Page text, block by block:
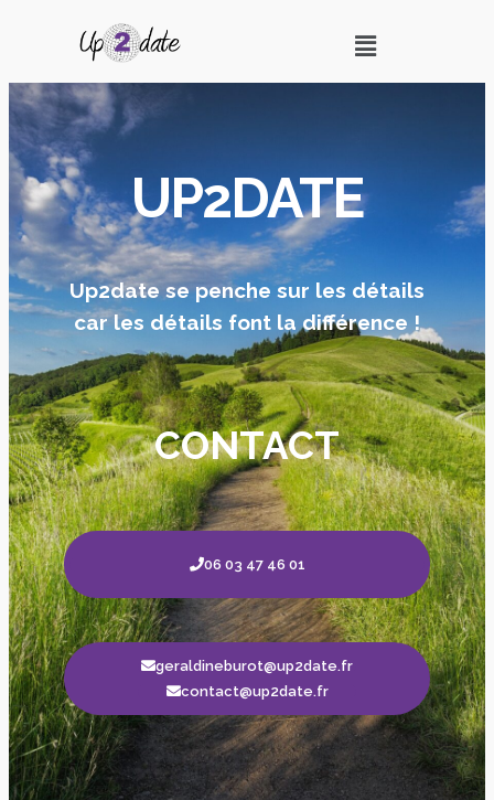
UP2DATE
Up2date se penche sur les détails
car les détails font la différence !
CONTACT
06 03 47 46 01
geraldineburot@up2date.fr
contact@up2date.fr